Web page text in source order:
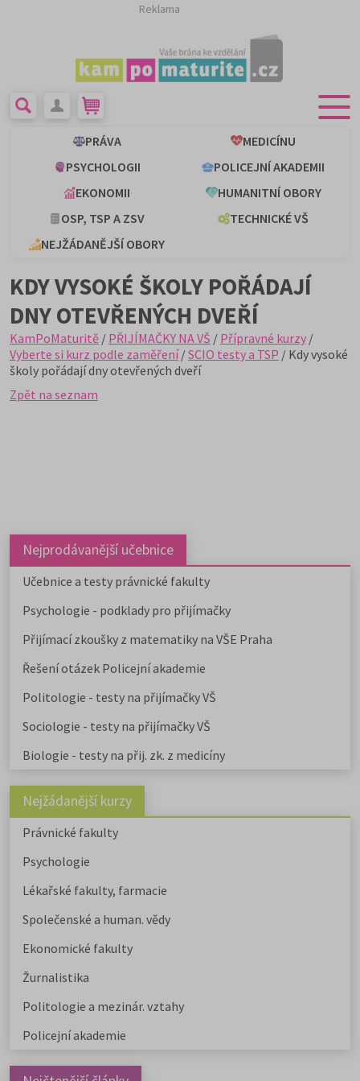
Reklama
PRÁVA
MEDICÍNU
PSYCHOLOGII
POLICEJNÍ AKADEMII
EKONOMII
HUMANITNÍ OBORY
OSP, TSP A ZSV
TECHNICKÉ VŠ
NEJŽÁDANĚJŠÍ OBORY
KDY VYSOKÉ ŠKOLY POŘÁDAJÍ
DNY OTEVŘENÝCH DVEŘÍ
KamPoMaturitě / PŘIJÍMAČKY NA VŠ / Přípravné kurzy /
Vyberte si kurz podle zaměření/SCIO testy a TSP / Kdy vysoké
školy pořádají dny otevřených dveří
Zpět na seznam
Nejprodávanější učebnice
Učebnice a testy právnické fakulty
Psychologie - podklady pro přijímačky
Přijímací zkoušky z matematiky na VŠE Praha
Řešení otázek Policejní akademie
Politologie - testy na přijímačky VŠ
Sociologie - testy na přijímačky VŠ
Biologie - testy na přij. zk. z medicíny
Nejžádanější kurzy
Právnické fakulty
Psychologie
Lékařské fakulty, farmacie
Společenské a human. vědy
Ekonomické fakulty
Žurnalistika
Politologie a mezinár. vztahy
Policejní akademie